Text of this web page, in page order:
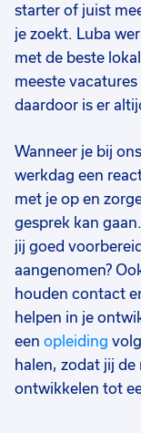
Contact
starter of juist
je zoekt. Luba
met de beste
meeste
daardoor is er
Wanneer je bij
werkdag een
met je op en
gesprek kan
jij goed
aangenomen?
houden contact
helpen in je
een opleiding
halen, zodat jij
ontwikkelen tot
Uitzicht op vast
Detacheren 5
37 - 40+ uur 14
25 - 32 uur 2
17 - 24 uur 2
33 - 36 uur 1